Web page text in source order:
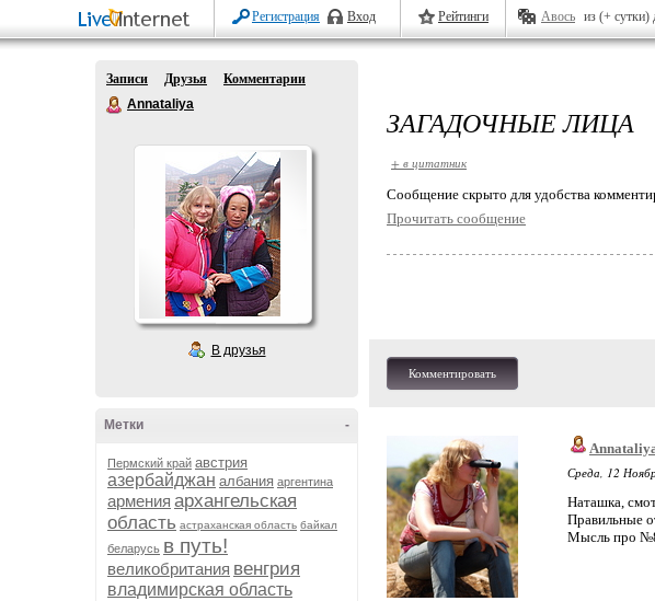
Регистрация Вход Рейтинги Авось из (+ сутки)
Записи Друзья
Комментарии
Annataliya
В друзья
-
Метки
Пермский край австрия
азербайджан албания аргентина
армения архангельская
область астраханская область байкал
беларусь в путь!
великобритания венгрия
владимирская область
ЗАГАДОЧНЫЕ ЛИЦА
+ в цитатник
Cообщение скрыто для удобства
Прочитать сообщение
Комментировать
Среда, 12
Наташка,
Правильные
Мысль про №8